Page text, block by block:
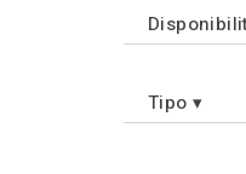
Tipo ▾